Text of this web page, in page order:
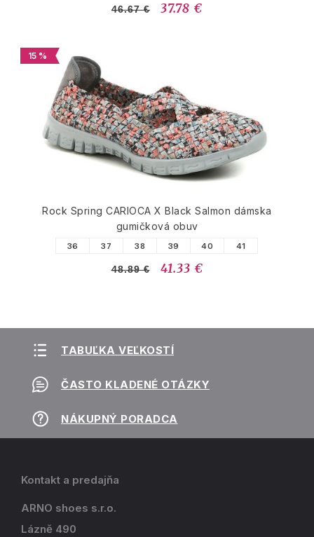
46.67 € 37.78 €
15 %
Rock Spring CARIOCA X Black Salmon dámska
gumičková obuv
36 37 38 39 40 41
48.89 € 41.33 €
TABUĽKA VEĽKOSTÍ
ČASTO KLADENÉ OTÁZKY
NÁKUPNÝ PORADCA
Kontakt a predajňa
ARNO shoes s.r.o.
Lázně 490